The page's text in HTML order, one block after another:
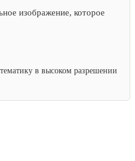
изображение, которое
в высоком разрешении